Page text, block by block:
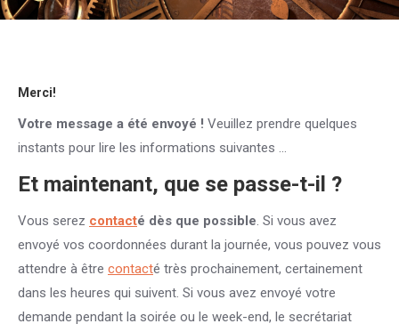
Merci!
Votre message a été envoyé ! Veuillez prendre quelques
instants pour lire les informations suivantes …
Et maintenant, que se passe-t-il ?
Vous serez contacté dès que possible. Si vous avez
envoyé vos coordonnées durant la journée, vous pouvez vous
attendre à être contacté très prochainement, certainement
dans les heures qui suivent. Si vous avez envoyé votre
demande pendant la soirée ou le week-end, le secrétariat